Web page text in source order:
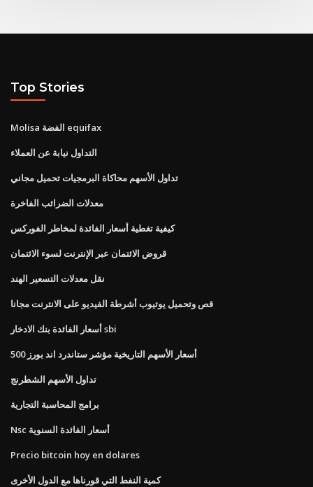
Top Stories
Molisa الفضة equifax
التداول نيابة عن العملاء
تداول الأسهم محاكاة البرمجيات تحميل مجاني
معدلات الضرائب الفاخرة
كيفية تغطية أسعار الفائدة لمخاطر الفوركس
قروض الائتمان عبر الإنترنت لسوء الائتمان
نقل معدلات التسعير الهند
قص وتحميل يوتيوب أشرطة الفيديو على الانترنت مجانا
أسعار الفائدة بنك الادخار sbi
أسعار الأسهم التاريخية مؤشر ستاندرد اند بورز 500
تداول الأسهم الشطرنج
برامج المحاسبة التجارية
Nsc أسعار الفائدة السنوية
Precio bitcoin hoy en dolares
كمية النفط التي قورناها مع الدول الأخرى